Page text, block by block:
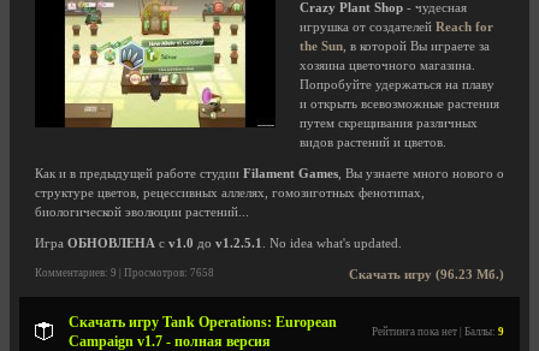
Crazy Plant Shop - чудесная
игрушка от создателей Reach for
the Sun , в которой Вы играете за
хозяина цветочного магазина.
Попробуйте удержаться на плаву
и открыть всевозможные растения
путем скрещивания различных
видов растений и цветов.
Как и в предыдущей работе студии Filament Games , Вы узнаете много нового о
структуре цветов, рецессивных аллелях, гомозиготных фенотипах,
биологической эволюции растений...
Игра ОБНОВЛЕНА с v1.0 до v1.2.5.1 . No idea what's updated.
Скачать игру (96.23 Мб.)
Комментариев: 9 | Просмотров: 7658
Скачать игру Tank Operations: European
Campaign v1.7 - полная версия
Рейтинга пока нет | Баллы: 9